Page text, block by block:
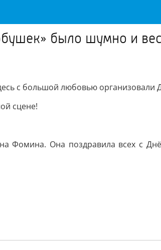
было шумно и
с большой любовью организовали
сцене!
Фомина. Она поздравила всех с